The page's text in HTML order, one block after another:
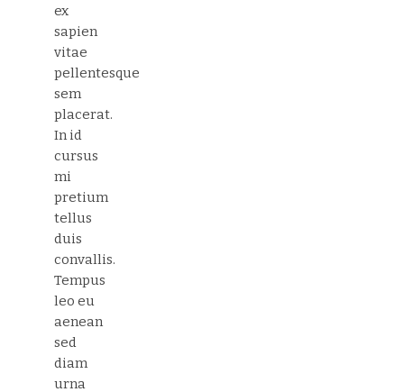
ex
sapien
vitae
pellentesque
sem
placerat.
In id
cursus
mi
pretium
tellus
duis
convallis.
Tempus
leo eu
aenean
sed
diam
urna